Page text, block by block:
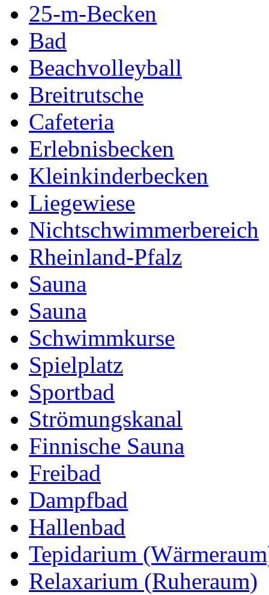
25-m-Becken
Bad
Beachvolleyball
Breitrutsche
Cafeteria
Erlebnisbecken
Kleinkinderbecken
Liegewiese
Nichtschwimmerbereich
Rheinland-Pfalz
Sauna
Sauna
Schwimmkurse
Spielplatz
Sportbad
Strömungskanal
Finnische Sauna
Freibad
Dampfbad
Hallenbad
Tepidarium
Relaxarium (Ruheraum)